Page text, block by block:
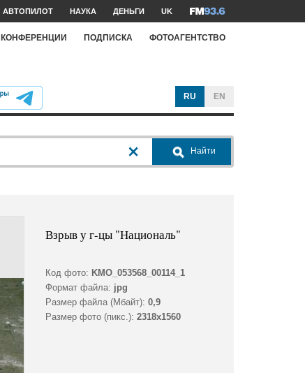
АВТОПИЛОТ НАУКА ДЕНЬГИ UK
КОНФЕРЕНЦИИ ПОДПИСКА ФОТОАГЕНТСТВО
RU EN
Найти
Взрыв у г-цы "Националь"
Код фото: KMO_053568_00114_1
Формат файла: jpg
Размер файла (Мбайт): 0,9
Размер фото (пикс.): 2318x1560